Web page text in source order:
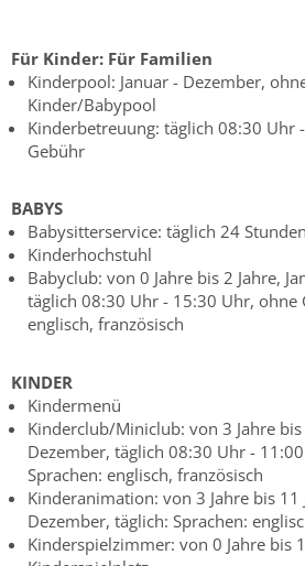
Für Kinder: Für Familien
Kinderpool: Januar - Dezember,
Kinder/Babypool
Kinderbetreuung: täglich 08:30 Uhr
Gebühr
BABYS
Babysitterservice: täglich 24
Kinderhochstuhl
Babyclub: von 0 Jahre bis 2 Jahre,
täglich 08:30 Uhr - 15:30 Uhr, ohne
englisch, französisch
KINDER
Kindermenü
Kinderclub/Miniclub: von 3 Jahre bis
Dezember, täglich 08:30 Uhr -
Sprachen: englisch, französisch
Kinderanimation: von 3 Jahre bis 11
Dezember, täglich: Sprachen:
Kinderspielzimmer: von 0 Jahre bis